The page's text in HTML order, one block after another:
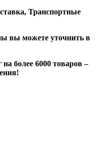
Транспортные
вы можете уточнить в
более 6000 товаров –